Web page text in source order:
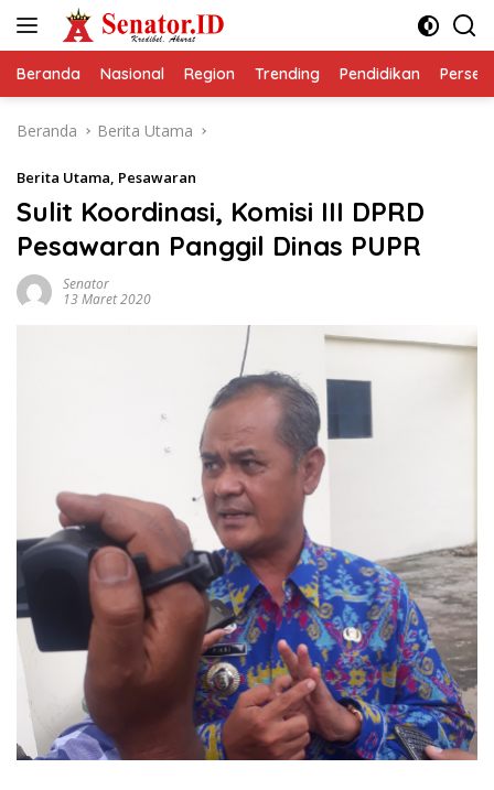
Beranda Nasional Region Trending Pendidikan
Beranda Berita Utama
Berita Utama, Pesawaran
Sulit Koordinasi, Komisi III DPRD
Pesawaran Panggil Dinas PUPR
Senator
13 Maret 2020